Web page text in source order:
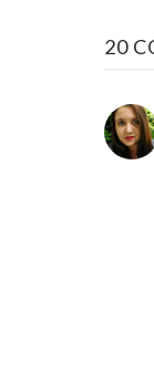
20